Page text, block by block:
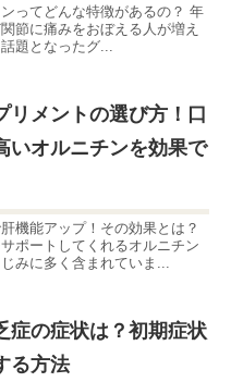
ってどんな特徴があるの？ 年
節に痛みをおぼえる人が増え
題となったグ...
リメントの選び方！口
いオルニチンを効果で
機能アップ！その効果とは？
ポートしてくれるオルニチン
みに多く含まれていま...
症の症状は？初期症状
る方法